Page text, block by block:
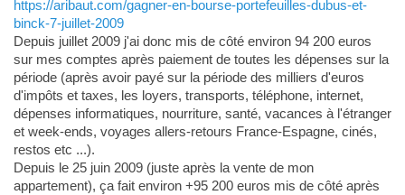
https://aribaut.com/gagner-en-bourse-portefeuilles-dubus-et-
binck-7-juillet-2009
Depuis juillet 2009 j'ai donc mis de côté environ 94 200 euros
sur mes comptes après paiement de toutes les dépenses sur la
période (après avoir payé sur la période des milliers d'euros
d'impôts et taxes, les loyers, transports, téléphone, internet,
dépenses informatiques, nourriture, santé, vacances à l'étranger
et week-ends, voyages allers-retours France-Espagne, cinés,
restos etc ...).
Depuis le 25 juin 2009 (juste après la vente de mon
appartement), ça fait environ +95 200 euros mis de côté après